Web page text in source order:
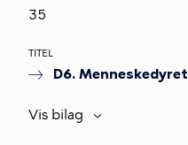
35
TITEL
D6. Menneskedyret
Vis bilag